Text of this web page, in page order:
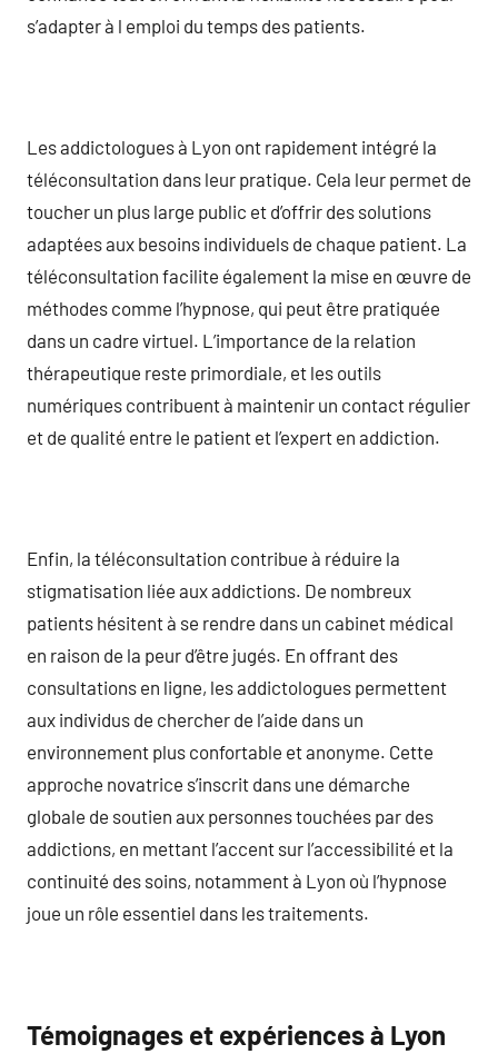
s’adapter à l emploi du temps des patients.
Les addictologues à Lyon ont rapidement intégré la
téléconsultation dans leur pratique. Cela leur permet de
toucher un plus large public et d’offrir des solutions
adaptées aux besoins individuels de chaque patient. La
téléconsultation facilite également la mise en œuvre de
méthodes comme l’hypnose, qui peut être pratiquée
dans un cadre virtuel. L’importance de la relation
thérapeutique reste primordiale, et les outils
numériques contribuent à maintenir un contact régulier
et de qualité entre le patient et l’expert en addiction.
Enfin, la téléconsultation contribue à réduire la
stigmatisation liée aux addictions. De nombreux
patients hésitent à se rendre dans un cabinet médical
en raison de la peur d’être jugés. En offrant des
consultations en ligne, les addictologues permettent
aux individus de chercher de l’aide dans un
environnement plus confortable et anonyme. Cette
approche novatrice s’inscrit dans une démarche
globale de soutien aux personnes touchées par des
addictions, en mettant l’accent sur l’accessibilité et la
continuité des soins, notamment à Lyon où l’hypnose
joue un rôle essentiel dans les traitements.
Témoignages et expériences à Lyon